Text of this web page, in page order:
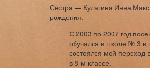
Сестра — Кулагина Инна
рождения.
С 2003 по 2007 год
обучался в школе № 3 в
состоялся мой
в 8-м классе.